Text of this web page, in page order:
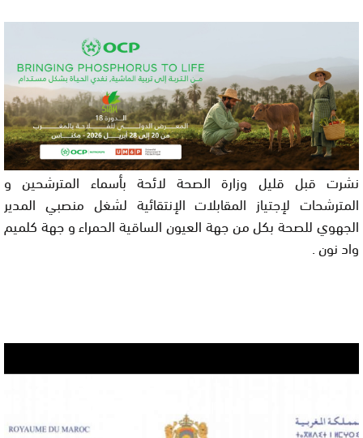
نشرت قبل قليل وزارة الصحة لائحة بأسماء المترشحين و
المترشحات لإجتياز المقابلات الإنتقائية لشغل منصبي المدير
الجهوي للصحة بكل من جهة العيون الساقية الحمراء و جهة كلميم
واد نون .